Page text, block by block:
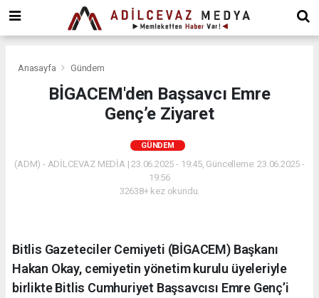
chat
ankara
enerjisi
Anasayfa Gündem
BİGACEM'den Başsavcı Emre
Genç’e Ziyaret
GÜNDEM
(ADM) - ADİLCEVAZ MEDİA | 23.06.2025 - 19:45, Güncelleme: 23.06.2025 -
19:56
32638+ kez okundu.
Bitlis Gazeteciler Cemiyeti (BİGACEM) Başkanı
Hakan Okay, cemiyetin yönetim kurulu üyeleriyle
birlikte Bitlis Cumhuriyet Başsavcısı Emre Genç’i